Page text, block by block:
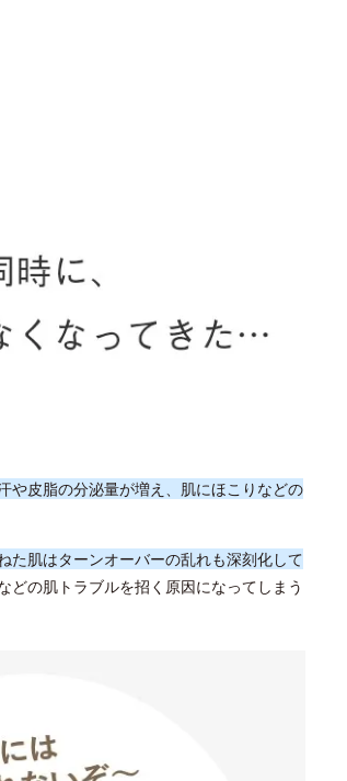
や皮脂の分泌量が増え、肌にほこりなどの
た肌はターンオーバーの乱れも深刻化して
どの肌トラブルを招く原因になってしまう